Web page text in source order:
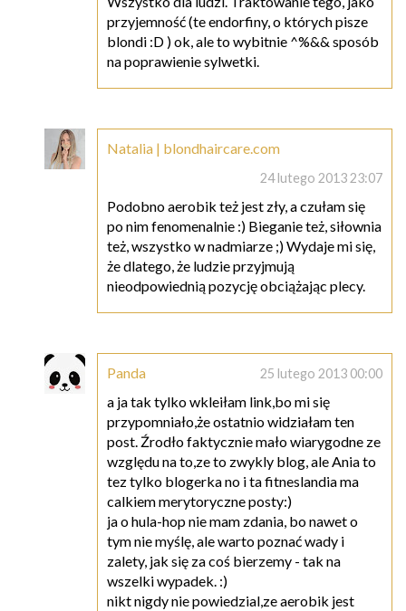
przyjemność (te endorfiny, o których pisze
blondi :D ) ok, ale to wybitnie ^%&& sposób
na poprawienie sylwetki.
Natalia | blondhaircare.com
24 lutego 2013 23:07
Podobno aerobik też jest zły, a czułam się
po nim fenomenalnie :) Bieganie też, siłownia
też, wszystko w nadmiarze ;) Wydaje mi się,
że dlatego, że ludzie przyjmują
nieodpowiednią pozycję obciążając plecy.
Panda 25 lutego 2013 00:00
a ja tak tylko wkleiłam link,bo mi się
przypomniało,że ostatnio widziałam ten
post. Źrodło faktycznie mało wiarygodne ze
względu na to,ze to zwykly blog, ale Ania to
tez tylko blogerka no i ta fitneslandia ma
calkiem merytoryczne posty:)
ja o hula-hop nie mam zdania, bo nawet o
tym nie myślę, ale warto poznać wady i
zalety, jak się za coś bierzemy - tak na
wszelki wypadek. :)
nikt nigdy nie powiedzial,ze aerobik jest